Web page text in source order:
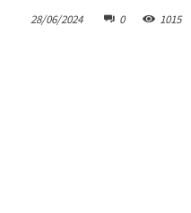
28/06/2024 0 1015